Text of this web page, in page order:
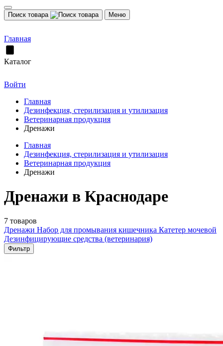
Поиск товара Меню
Главная
Каталог
Войти
Главная
Дезинфекция, стерилизация и утилизация
Ветеринарная продукция
Дренажи
Главная
Дезинфекция, стерилизация и утилизация
Ветеринарная продукция
Дренажи
Дренажи в Краснодаре
7 товаров
Дренажи Набор для промывания кишечника Катетер мочевой
Дезинфицирующие средства (ветеринария)
Фильтр